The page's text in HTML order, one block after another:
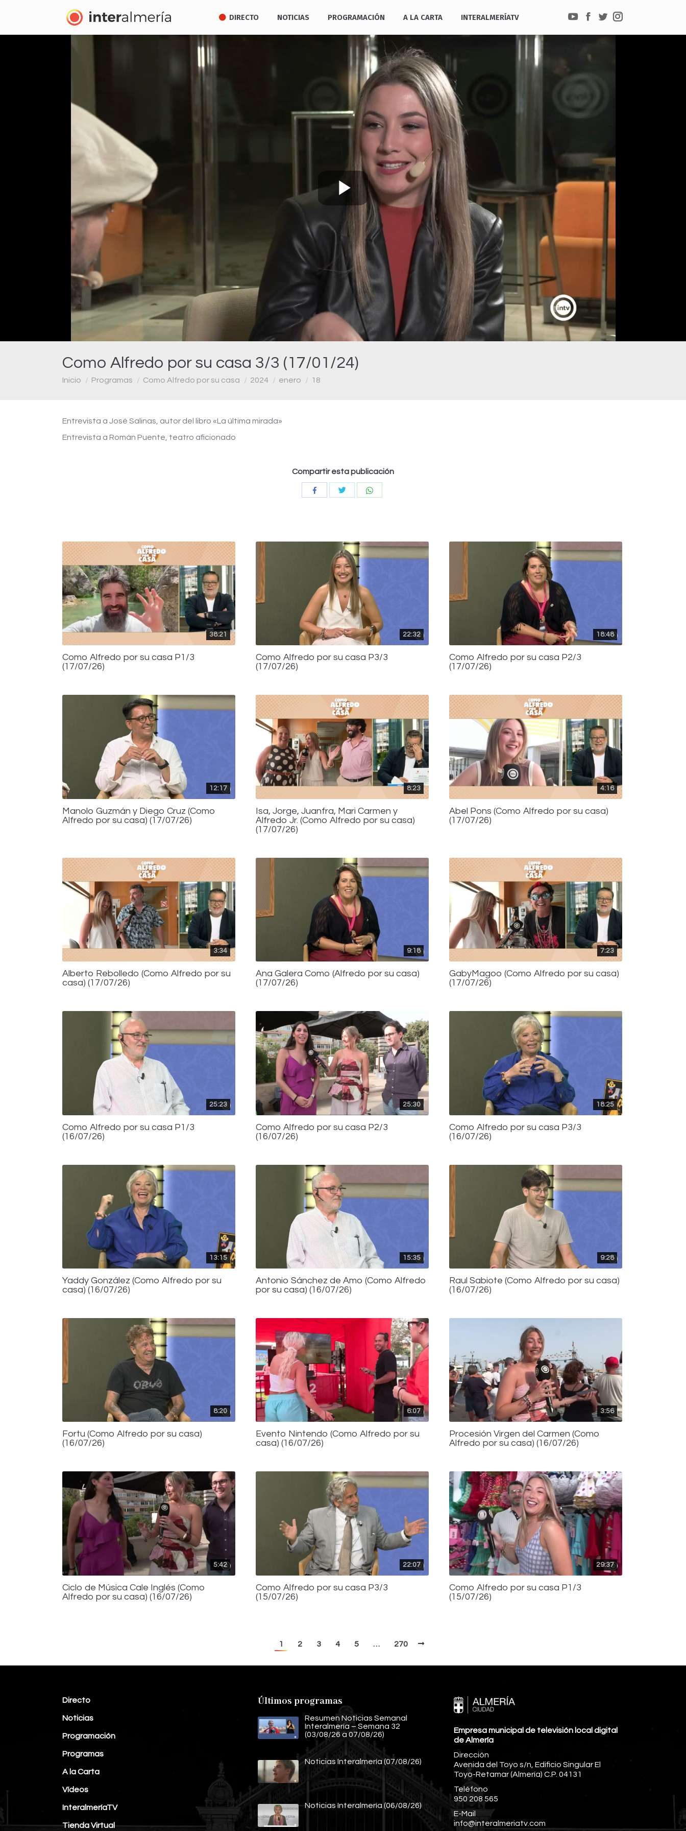
DIRECTO NOTICIAS PROGRAMACIÓN A LA CARTA INTERALMERÍATV
YouTube
Facebook
TwitterInstagram
Como Alfredo por su casa 3/3 (17/01/24)
Estás aquí:
Inicio Programas Como Alfredo por su casa 2024 enero 18
Play
Video
Entrevista a José Salinas, autor del libro «La última mirada»
Entrevista a Román Puente, teatro aficionado
Compartir esta publicación
CompartirCompartir
38:21
Como Alfredo por su casa P1/3
(17/07/26)
22:32
Como Alfredo por su casa P3/3
(17/07/26)
18:48
Como Alfredo por su casa P2/3
(17/07/26)
12:17
Manolo Guzmán y Diego Cruz (Como
Alfredo por su casa) (17/07/26)
8:23
Isa, Jorge, Juanfra, Mari Carmen y
Alfredo Jr. (Como Alfredo por su casa)
(17/07/26)
4:16
Abel Pons (Como Alfredo por su casa)
(17/07/26)
3:34
Alberto Rebolledo (Como Alfredo por su
casa) (17/07/26)
9:18
Ana Galera Como (Alfredo por su casa)
(17/07/26)
7:23
GabyMagoo (Como Alfredo por su casa)
(17/07/26)
25:23
Como Alfredo por su casa P1/3
(16/07/26)
25:30
Como Alfredo por su casa P2/3
(16/07/26)
18:25
Como Alfredo por su casa P3/3
(16/07/26)
13:15
Yaddy González (Como Alfredo por su
casa) (16/07/26)
15:35
Antonio Sánchez de Amo (Como Alfredo
por su casa) (16/07/26)
9:28
Raul Sabiote (Como Alfredo por su casa)
(16/07/26)
8:20
Fortu (Como Alfredo por su casa)
(16/07/26)
6:07
Evento Nintendo (Como Alfredo por su
casa) (16/07/26)
3:56
Procesión Virgen del Carmen (Como
Alfredo por su casa) (16/07/26)
5:42
Ciclo de Música Cale Inglés (Como
Alfredo por su casa) (16/07/26)
22:07
Como Alfredo por su casa P3/3
(15/07/26)
29:37
Como Alfredo por su casa P1/3
(15/07/26)
1 2 3 4 5 … 270
Directo
Noticias
Programación
Programas
A la Carta
Vídeos
InteralmeríaTV
Tienda Virtual
Últimos programas
Resumen Noticias Semanal
Interalmería – Semana 32
(03/08/26 a 07/08/26)
Noticias Interalmería (07/08/26)
Noticias Interalmería (06/08/26)
Empresa municipal de televisión local digital
de Almería
Dirección
Avenida del Toyo s/n, Edificio Singular El
Toyo-Retamar (Almería) C.P. 04131
Teléfono
950 208 565
E-Mail
info@interalmeriatv.com